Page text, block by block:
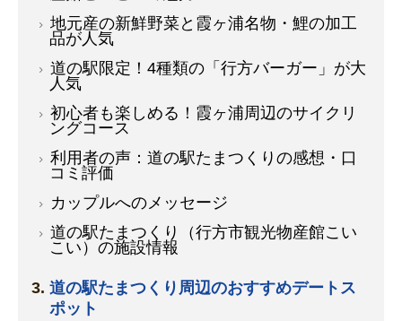
地元産の新鮮野菜と霞ヶ浦名物・鯉の加工
品が人気
道の駅限定！4種類の「行方バーガー」が大
人気
初心者も楽しめる！霞ヶ浦周辺のサイクリ
ングコース
利用者の声：道の駅たまつくりの感想・口
コミ評価
カップルへのメッセージ
道の駅たまつくり（行方市観光物産館こい
こい）の施設情報
道の駅たまつくり周辺のおすすめデートス
ポット